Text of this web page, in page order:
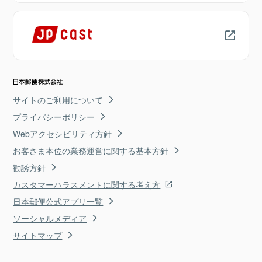
サイトのご利用について
プライバシーポリシー
Webアクセシビリティ方針
お客さま本位の業務運営に関する基本方針
勧誘方針
カスタマーハラスメントに関する考え方
日本郵便公式アプリ一覧
ソーシャルメディア
サイトマップ